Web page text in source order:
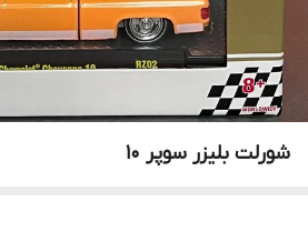
شورلت بلیزر سوپر ۱۰